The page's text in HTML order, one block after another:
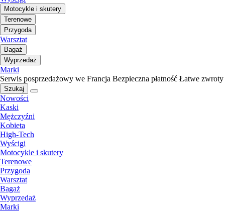
Motocykle i skutery
Terenowe
Przygoda
Warsztat
Bagaż
Wyprzedaż
Marki
Serwis posprzedażowy we Francja Bezpieczna płatność Łatwe zwroty
Szukaj
Nowości
Kaski
Mężczyźni
Kobieta
High-Tech
Wyścigi
Motocykle i skutery
Terenowe
Przygoda
Warsztat
Bagaż
Wyprzedaż
Marki